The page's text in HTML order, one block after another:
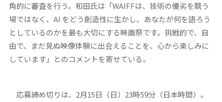
角的に審査を行う。和田氏は「WAIFFは、技術の優劣を競う
場ではなく、AI をどう創造性に生かし、あなたが何を語ろう
としているのかを最も大切にする映画祭です。挑戦的で、自
由で、まだ見ぬ映像体験に出会えることを、心から楽しみに
しています」とのコメントを寄せている。
応募締め切りは、2月15日（日）23時59分（日本時間）。